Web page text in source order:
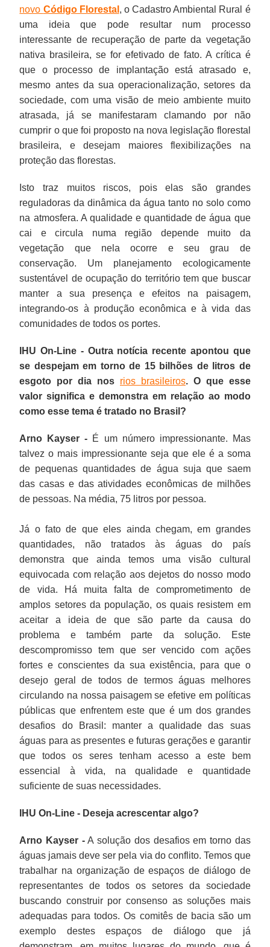
novo Código Florestal , o Cadastro Ambiental Rural é
uma ideia que pode resultar num processo
interessante de recuperação de parte da vegetação
nativa brasileira, se for efetivado de fato. A crítica é
que o processo de implantação está atrasado e,
mesmo antes da sua operacionalização, setores da
sociedade, com uma visão de meio ambiente muito
atrasada, já se manifestaram clamando por não
cumprir o que foi proposto na nova legislação florestal
brasileira, e desejam maiores flexibilizações na
proteção das florestas.
Isto traz muitos riscos, pois elas são grandes
reguladoras da dinâmica da água tanto no solo como
na atmosfera. A qualidade e quantidade de água que
cai e circula numa região depende muito da
vegetação que nela ocorre e seu grau de
conservação. Um planejamento ecologicamente
sustentável de ocupação do território tem que buscar
manter a sua presença e efeitos na paisagem,
integrando-os à produção econômica e à vida das
comunidades de todos os portes.
IHU On-Line - Outra notícia recente apontou que
se despejam em torno de 15 bilhões de litros de
esgoto por dia nos rios brasileiros. O que esse
valor significa e demonstra em relação ao modo
como esse tema é tratado no Brasil?
Arno Kayser - É um número impressionante. Mas
talvez o mais impressionante seja que ele é a soma
de pequenas quantidades de água suja que saem
das casas e das atividades econômicas de milhões
de pessoas. Na média, 75 litros por pessoa.
Já o fato de que eles ainda chegam, em grandes
quantidades, não tratados às águas do país
demonstra que ainda temos uma visão cultural
equivocada com relação aos dejetos do nosso modo
de vida. Há muita falta de comprometimento de
amplos setores da população, os quais resistem em
aceitar a ideia de que são parte da causa do
problema e também parte da solução. Este
descompromisso tem que ser vencido com ações
fortes e conscientes da sua existência, para que o
desejo geral de todos de termos águas melhores
circulando na nossa paisagem se efetive em políticas
públicas que enfrentem este que é um dos grandes
desafios do Brasil: manter a qualidade das suas
águas para as presentes e futuras gerações e garantir
que todos os seres tenham acesso a este bem
essencial à vida, na qualidade e quantidade
suficiente de suas necessidades.
IHU On-Line - Deseja acrescentar algo?
Arno Kayser -A solução dos desafios em torno das
águas jamais deve ser pela via do conflito. Temos que
trabalhar na organização de espaços de diálogo de
representantes de todos os setores da sociedade
buscando construir por consenso as soluções mais
adequadas para todos. Os comitês de bacia são um
exemplo destes espaços de diálogo que já